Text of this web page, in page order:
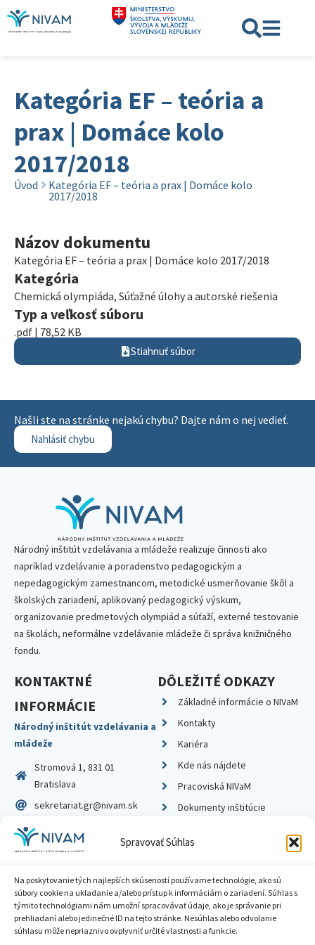
Spravovať Súhlas
Na poskytovanie tých najlepších skúseností používame technológie, ako sú
súbory cookie na ukladanie a/alebo prístup k informáciám o zariadení. Súhlas s
týmito technológiami nám umožní spracovávať údaje, ako je správanie pri
prehliadaní alebo jedinečné ID na tejto stránke. Nesúhlas alebo odvolanie
súhlasu môže nepriaznivo ovplyvniť určité vlastnosti a funkcie.
Kategória EF – teória a
prax | Domáce kolo
2017/2018
Úvod
Kategória EF – teória a prax | Domáce kolo
2017/2018
Názov dokumentu
Kategória EF – teória a prax | Domáce kolo 2017/2018
Kategória
Chemická olympiáda, Súťažné úlohy a autorské riešenia
Typ a veľkosť súboru
.pdf | 78,52 KB
Stiahnuť súbor
Našli ste na stránke nejakú chybu? Dajte nám o nej vedieť.
Nahlásiť chybu
Národný inštitút vzdelávania a mládeže realizuje činnosti ako
napríklad vzdelávanie a poradenstvo pedagogickým a
nepedagogickým zamestnancom, metodické usmerňovanie škôl a
školských zariadení, aplikovaný pedagogický výskum,
organizovanie predmetových olympiád a súťaží, externé testovanie
na školách, neformálne vzdelávanie mládeže či správa knižničného
fondu.
KONTAKTNÉ
INFORMÁCIE
Národný inštitút vzdelávania a
mládeže
Stromová 1, 831 01
Bratislava
sekretariat.gr@nivam.sk
IČO: 00164348
DIČ: 2020798714
DÔLEŽITÉ ODKAZY
Základné informácie o NIVaM
Kontakty
Kariéra
Kde nás nájdete
Pracoviská NIVaM
Dokumenty inštitúcie
Zásady ochrany súkromia